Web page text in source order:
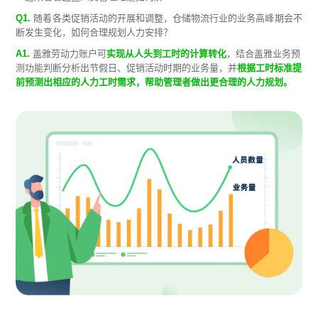
Q1. 随着各类促销活动的开展和调整，仓储物流行业的业务高峰期会不
断发生变化，如何合理规划人力安排？
A1. 盖雅劳动力账户可实现从人头到工时的计算转化，结合盖雅业务预
测功能判断分析出节假日、促销活动时期的业务量，并根据工时标准提
前预测出相应的人力工时需求，帮助管理者做出更合理的人力规划。